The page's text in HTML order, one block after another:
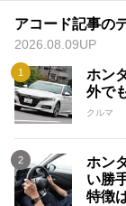
アコード記事の
2026.08.09UP
ホン
外で
クルマ
ホン
い勝
特徴